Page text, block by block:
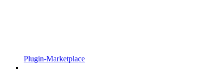
Plugin-Marketplace